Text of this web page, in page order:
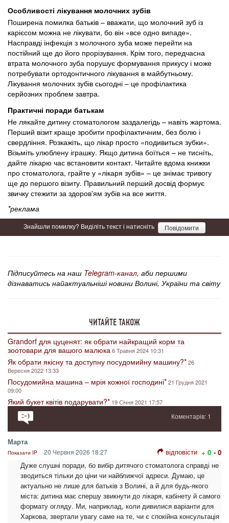
Особливості лікування молочних зубів
Поширена помилка батьків – вважати, що молочний зуб із
карієсом можна не лікувати, бо він «все одно випаде».
Насправді інфекція з молочного зуба може перейти на
постійний ще до його прорізування. Крім того, передчасна
втрата молочного зуба порушує формування прикусу і може
потребувати ортодонтичного лікування в майбутньому.
Лікування молочних зубів сьогодні – це профілактика
серйозних проблем завтра.
Практичні поради батькам
Не лякайте дитину стоматологом заздалегідь – навіть жартома.
Перший візит краще зробити профілактичним, без болю і
свердління. Розкажіть, що лікар просто «подивиться зубки».
Візьміть улюблену іграшку. Якщо дитина боїться – не тисніть,
дайте лікарю час встановити контакт. Читайте вдома книжки
про стоматолога, грайте у «лікаря зубів» – це знімає тривогу
ще до першого візиту. Правильний перший досвід формує
звичку стежити за здоров'ям зубів на все життя.
*реклама
Знайшли помилку? Виділіть текст і натисніть Повідомити
Підписуйтесь на наш Telegram-канал, аби першими
дізнаватись найактуальніші новини Волині, України та світу
ЧИТАЙТЕ ТАКОЖ
Grandorf для цуценят: як обрати найкращий корм та
зоотовари для вашого малюка6 Травня 2024 10:31
Як обрати якісну та доступну посудомийну машину?*26
Вересня 2022 13:33
Посудомийна машина – мрія кожної господині*21 Грудня 2021
09:00
Який букет квітів подарувати?* 19 Січня 2021 17:57
Коментарів: 1
Марта
Показати IP 20 Червня 2026 18:27 відповісти + 0 - 0
Дуже слушні поради, бо вибір дитячого стоматолога справді не
зводиться тільки до ціни чи найближчої адреси. Думаю, це
актуально не лише для батьків з Волині, а й для будь-якого
міста: дитина має спершу звикнути до лікаря, кабінету й самого
формату огляду. Ми, наприклад, коли дивилися варіанти для
Харкова, звертали увагу саме на те, чи є спокійна консультація